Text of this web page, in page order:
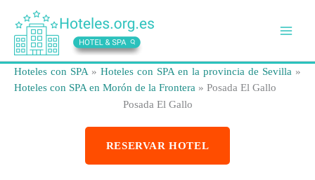
contenido
Hoteles con SPA » Hoteles con SPA en la provincia de Sevilla »
Hoteles con SPA en Morón de la Frontera » Posada El Gallo
Posada El Gallo
RESERVAR HOTEL